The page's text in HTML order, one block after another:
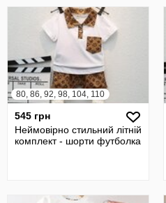
80, 86, 92, 98, 104, 110
545 грн
Неймовірно стильний літній
комплект - шорти футболка